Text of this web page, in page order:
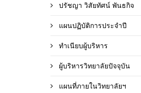
ปรัชญา วิสัยทัศน์ พันธกิจ
แผนปฏิบัติการประจำปี
ทำเนียบผู้บริหาร
ผู้บริหารวิทยาลัยปัจจุบัน
แผนที่ภายในวิทยาลัยฯ